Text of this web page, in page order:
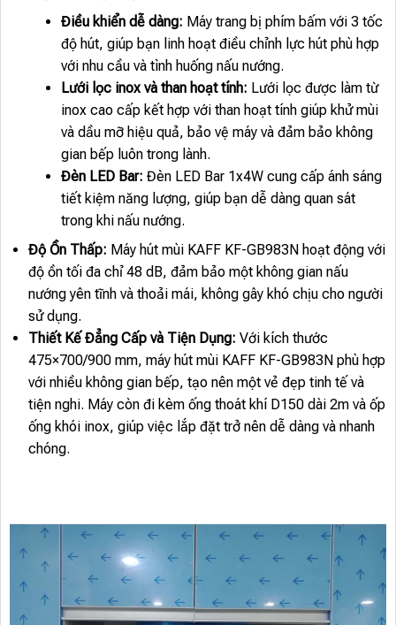
Điều khiển dễ dàng: Máy trang bị phím bấm với 3 tốc
độ hút, giúp bạn linh hoạt điều chỉnh lực hút phù hợp
với nhu cầu và tình huống nấu nướng.
Lưới lọc inox và than hoạt tính: Lưới lọc được làm từ
inox cao cấp kết hợp với than hoạt tính giúp khử mùi
và dầu mỡ hiệu quả, bảo vệ máy và đảm bảo không
gian bếp luôn trong lành.
Đèn LED Bar: Đèn LED Bar 1x4W cung cấp ánh sáng
tiết kiệm năng lượng, giúp bạn dễ dàng quan sát
trong khi nấu nướng.
Độ Ồn Thấp: Máy hút mùi KAFF KF-GB983N hoạt động với
độ ồn tối đa chỉ 48 dB, đảm bảo một không gian nấu
nướng yên tĩnh và thoải mái, không gây khó chịu cho người
sử dụng.
Thiết Kế Đẳng Cấp và Tiện Dụng: Với kích thước
475×700/900 mm, máy hút mùi KAFF KF-GB983N phù hợp
với nhiều không gian bếp, tạo nên một vẻ đẹp tinh tế và
tiện nghi. Máy còn đi kèm ống thoát khí D150 dài 2m và ốp
ống khói inox, giúp việc lắp đặt trở nên dễ dàng và nhanh
chóng.